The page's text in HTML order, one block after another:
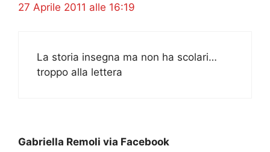
27 Aprile 2011 alle 16:19
La storia insegna ma non ha scolari…
troppo alla lettera
Gabriella Remoli via Facebook